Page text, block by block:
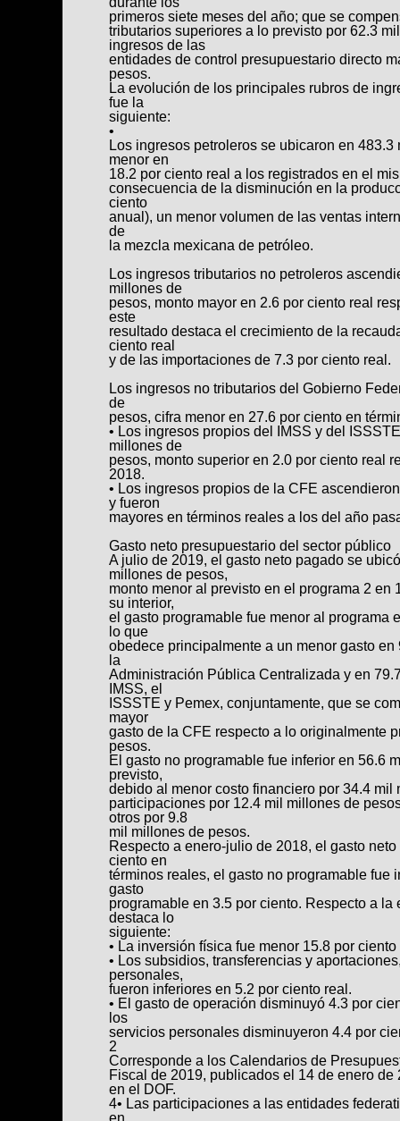
primeros siete meses del año; que se
tributarios superiores a lo previsto por 62.3
ingresos de las
entidades de control presupuestario directo
pesos.
La evolución de los principales rubros de
fue la
siguiente:
•
Los ingresos petroleros se ubicaron en
menor en
18.2 por ciento real a los registrados en el
consecuencia de la disminución en la
ciento
anual), un menor volumen de las ventas
de
la mezcla mexicana de petróleo.
Los ingresos tributarios no petroleros
millones de
pesos, monto mayor en 2.6 por ciento real
este
resultado destaca el crecimiento de la
ciento real
y de las importaciones de 7.3 por ciento real.
Los ingresos no tributarios del Gobierno
de
pesos, cifra menor en 27.6 por ciento en
• Los ingresos propios del IMSS y del
millones de
pesos, monto superior en 2.0 por ciento real
2018.
• Los ingresos propios de la CFE
y fueron
mayores en términos reales a los del año
Gasto neto presupuestario del sector público
A julio de 2019, el gasto neto pagado se
millones de pesos,
monto menor al previsto en el programa 2 en
su interior,
el gasto programable fue menor al programa
lo que
obedece principalmente a un menor gasto
la
Administración Pública Centralizada y en
IMSS, el
ISSSTE y Pemex, conjuntamente, que se
mayor
gasto de la CFE respecto a lo originalmente
pesos.
El gasto no programable fue inferior en 56.6
previsto,
debido al menor costo financiero por 34.4 mil
participaciones por 12.4 mil millones de
otros por 9.8
mil millones de pesos.
Respecto a enero-julio de 2018, el gasto
ciento en
términos reales, el gasto no programable fue
gasto
programable en 3.5 por ciento. Respecto a
destaca lo
siguiente:
• La inversión física fue menor 15.8 por ciento
• Los subsidios, transferencias y
personales,
fueron inferiores en 5.2 por ciento real.
• El gasto de operación disminuyó 4.3 por
los
servicios personales disminuyeron 4.4 por
2
Corresponde a los Calendarios de
Fiscal de 2019, publicados el 14 de enero de
en el DOF.
4• Las participaciones a las entidades
en